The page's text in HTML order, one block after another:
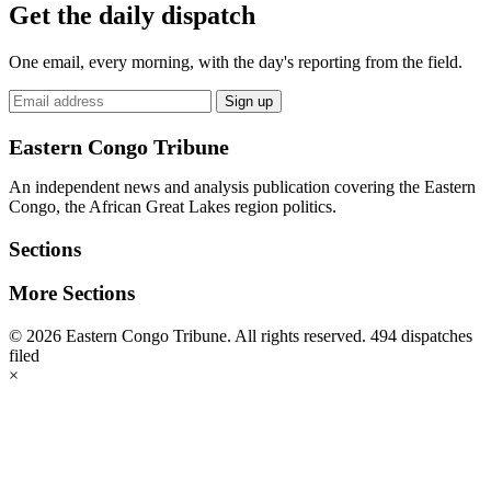
Get the daily dispatch
One email, every morning, with the day's reporting from the field.
Email
address
Sign up
Eastern Congo Tribune
An independent news and analysis publication covering the Eastern
Congo, the African Great Lakes region politics.
Sections
More Sections
© 2026 Eastern Congo Tribune. All rights reserved. 494 dispatches
filed
×